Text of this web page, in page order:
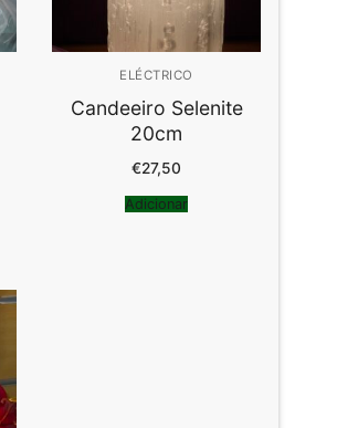
ELÉCTRICO
Candeeiro Selenite
20cm
€27,50
Adicionar